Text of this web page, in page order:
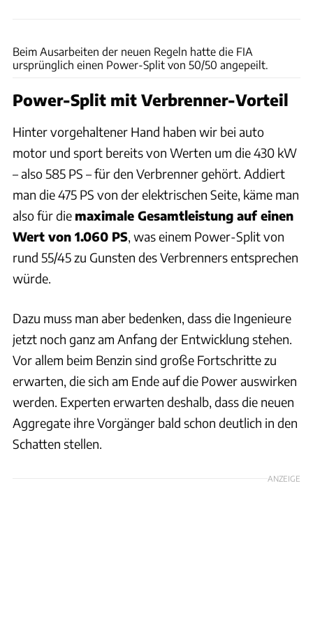
Beim Ausarbeiten der neuen Regeln hatte die FIA
ursprünglich einen Power-Split von 50/50 angepeilt.
Power-Split mit Verbrenner-Vorteil
Hinter vorgehaltener Hand haben wir bei auto
motor und sport bereits von Werten um die 430 kW
– also 585 PS – für den Verbrenner gehört. Addiert
man die 475 PS von der elektrischen Seite, käme man
also für die maximale Gesamtleistung auf einen
Wert von 1.060 PS, was einem Power-Split von
rund 55/45 zu Gunsten des Verbrenners entsprechen
würde.
Dazu muss man aber bedenken, dass die Ingenieure
jetzt noch ganz am Anfang der Entwicklung stehen.
Vor allem beim Benzin sind große Fortschritte zu
erwarten, die sich am Ende auf die Power auswirken
werden. Experten erwarten deshalb, dass die neuen
Aggregate ihre Vorgänger bald schon deutlich in den
Schatten stellen.
ANZEIGE